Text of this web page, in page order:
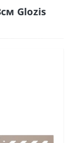
Glozis